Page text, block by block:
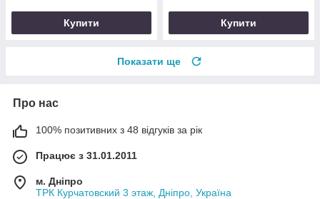
Купити Купити
Показати ще
Про нас
100% позитивних з 48 відгуків за рік
Працює з 31.01.2011
м. Дніпро
ТРК Курчатовский 3 этаж, Дніпро, Україна